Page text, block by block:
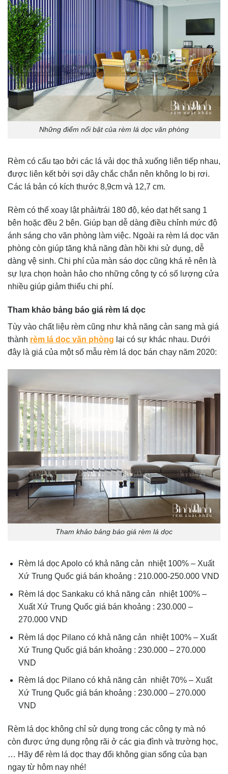
Những điểm nổi bật của rèm lá dọc văn phòng
Rèm có cấu tạo bởi các lá vải dọc thả xuống liên tiếp nhau,
được liên kết bởi sợi dây chắc chắn nên không lo bị rơi.
Các lá bản có kích thước 8,9cm và 12,7 cm.
Rèm có thể xoay lật phải/trái 180 độ, kéo dạt hết sang 1
bên hoặc đều 2 bên. Giúp bạn dễ dàng điều chỉnh mức độ
ánh sáng cho văn phòng làm việc. Ngoài ra rèm lá dọc văn
phòng còn giúp tăng khả năng đàn hồi khi sử dụng, dễ
dàng vệ sinh. Chi phí của màn sáo dọc cũng khá rẻ nên là
sự lựa chọn hoàn hảo cho những công ty có số lượng cửa
nhiều giúp giảm thiểu chi phí.
Tham khảo bảng báo giá rèm lá dọc
Tùy vào chất liệu rèm cũng như khả năng cản sang mà giá
thành rèm lá dọc văn phòng lại có sự khác nhau. Dưới
đây là giá của một số mẫu rèm lá dọc bán chạy năm 2020:
Tham khảo bảng báo giá rèm lá dọc
Rèm lá dọc Apolo có khả năng cản nhiệt 100% – Xuất
Xứ Trung Quốc giá bán khoảng : 210.000-250.000 VND
Rèm lá dọc Sankaku có khả năng cản nhiệt 100% –
Xuất Xứ Trung Quốc giá bán khoảng : 230.000 –
270.000 VND
Rèm lá dọc Pilano có khả năng cản nhiệt 100% – Xuất
Xứ Trung Quốc giá bán khoảng : 230.000 – 270.000
VND
Rèm lá dọc Pilano có khả năng cản nhiệt 70% – Xuất
Xứ Trung Quốc giá bán khoảng : 230.000 – 270.000
VND
Rèm lá dọc không chỉ sử dụng trong các công ty mà nó
còn được ứng dụng rộng rãi ở các gia đình và trường học,
… Hãy để rèm lá dọc thay đổi không gian sống của bạn
ngay từ hôm nay nhé!